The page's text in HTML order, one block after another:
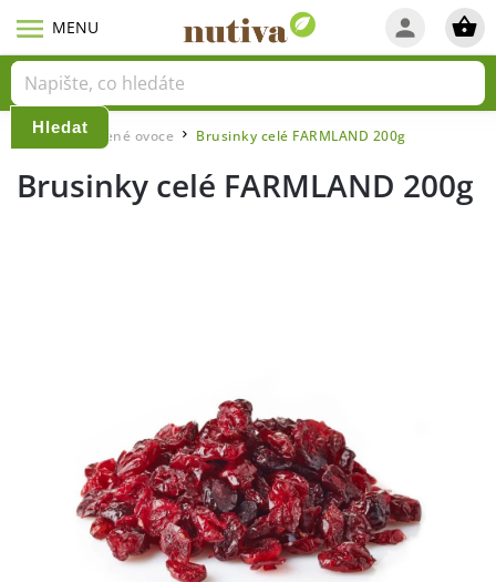
Hledat
Domů / Sušené ovoce / Brusinky celé FARMLAND 200g
Brusinky celé FARMLAND 200g